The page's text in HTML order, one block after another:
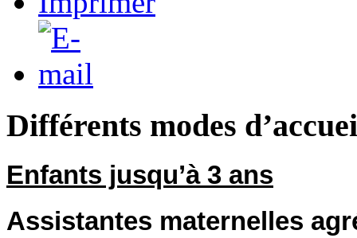
Différents modes
Enfants jusqu’à 3 ans
Assistantes maternelles